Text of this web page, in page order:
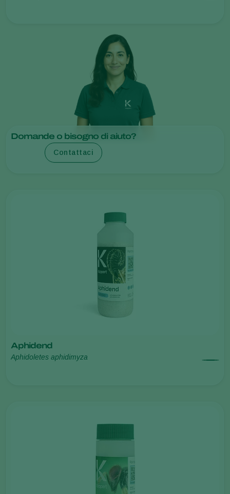
Aphidend
Aphidoletes aphidimyza
Domande o bisogno di aiuto?
Contattaci